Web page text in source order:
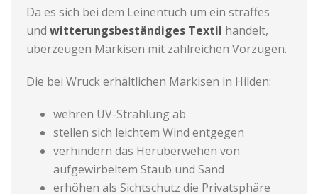
Da es sich bei dem Leinentuch um ein straffes
undwitterungsbeständiges Textil handelt,
überzeugen Markisen mit zahlreichen Vorzügen.
Die bei Wruck erhältlichen Markisen in Hilden:
wehren UV-Strahlung ab
stellen sich leichtem Wind entgegen
verhindern das Herüberwehen von
aufgewirbeltem Staub und Sand
erhöhen als Sichtschutz die Privatsphäre